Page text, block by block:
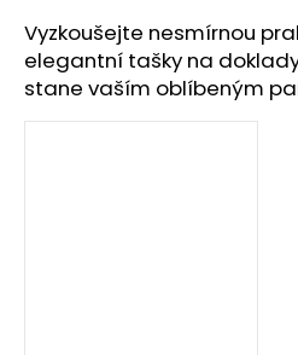
Vyzkoušejte nesmírnou
elegantní tašky na
stane vaším oblíbeným
č
u
j